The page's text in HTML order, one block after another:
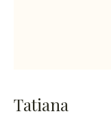
Tatiana